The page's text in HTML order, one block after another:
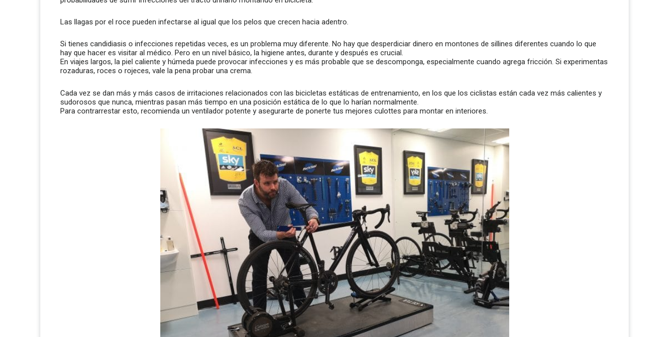
Las llagas por el roce pueden infectarse al igual que los pelos que crecen hacia adentro.
Si tienes candidiasis o infecciones repetidas veces, es un problema muy diferente. No hay que desperdiciar dinero en montones de sillines diferentes cuando lo que
hay que hacer es visitar al médico. Pero en un nivel básico, la higiene antes, durante y después es crucial.
En viajes largos, la piel caliente y húmeda puede provocar infecciones y es más probable que se descomponga, especialmente cuando agrega fricción. Si experimentas
rozaduras, roces o rojeces, vale la pena probar una crema.
Cada vez se dan más y más casos de irritaciones relacionados con las bicicletas estáticas de entrenamiento, en los que los ciclistas están cada vez más calientes y
sudorosos que nunca, mientras pasan más tiempo en una posición estática de lo que lo harían normalmente.
Para contrarrestar esto, recomienda un ventilador potente y asegurarte de ponerte tus mejores culottes para montar en interiores.